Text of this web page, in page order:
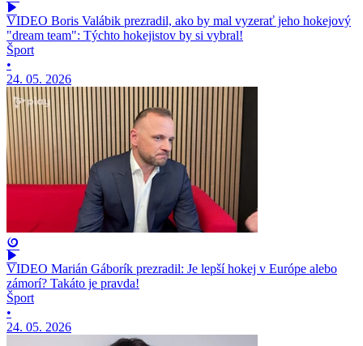
VIDEO Boris Valábik prezradil, ako by mal vyzerať jeho hokejový
"dream team": Týchto hokejistov by si vybral!
Šport
•
24. 05. 2026
VIDEO Marián Gáborík prezradil: Je lepší hokej v Európe alebo
zámorí? Takáto je pravda!
Šport
•
24. 05. 2026